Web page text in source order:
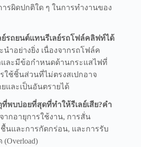
รผิดปกติใด ๆ ในการทำงานของ
ย์รถยนต์แทนรีเลย์รถโฟล์คลิฟท์ได้
นำอย่างยิ่ง เนื่องจากรถโฟล์ค
ละมีข้อกำหนดด้านกระแสไฟที่
ใช้ชิ้นส่วนที่ไม่ตรงสเปกอาจ
และเป็นอันตรายได้
พบบ่อยที่สุดที่ทำให้รีเลย์เสีย?คำ
ากอายุการใช้งาน, การสั่น
นและการกัดกร่อน, และการรับ